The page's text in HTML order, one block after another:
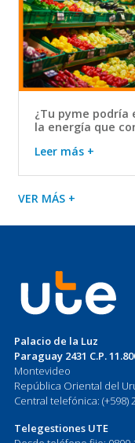
¿Tu pyme podría
la energía que
Leer más +
VER MÁS +
Palacio de la Luz
Paraguay 2431 C.P.
Montevideo
República Oriental del
Central telefónica: (+598)
Telegestiones UTE